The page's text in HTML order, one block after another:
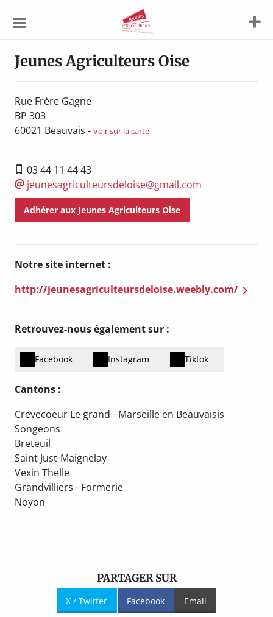
Agriculteurs
Jeunes Agriculteurs Oise
Rue Frère Gagne
BP 303
60021 Beauvais - Voir sur la carte
03 44 11 44 43
jeunesagriculteursdeloise@gmail.com
Adhérer aux Jeunes Agriculteurs Oise
Notre site internet :
http://jeunesagriculteursdeloise.weebly.com/
Retrouvez-nous également sur :
Facebook Instagram Tiktok
Cantons :
Crevecoeur Le grand - Marseille en Beauvaisis
Songeons
Breteuil
Saint Just-Maignelay
Vexin Thelle
Grandvilliers - Formerie
Noyon
PARTAGER SUR
X / Twitter Facebook Email